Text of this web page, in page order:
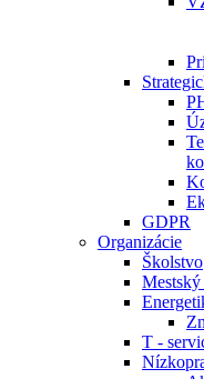
GDPR
Organizácie
Školstvo
T -